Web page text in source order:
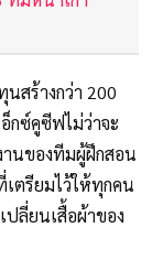
สร้างกว่า 200
กซ์คูซีฟไม่ว่าจะ
นของทีมผู้ฝึกสอน
ตรียมไว้ให้ทุกคน
ลี่ยนเสื้อผ้าของ